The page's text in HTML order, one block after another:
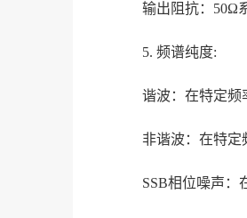
输出阻抗：50Ω
5. 频谱纯度:
谐波：在特定频
非谐波：在特定
SSB相位噪声：